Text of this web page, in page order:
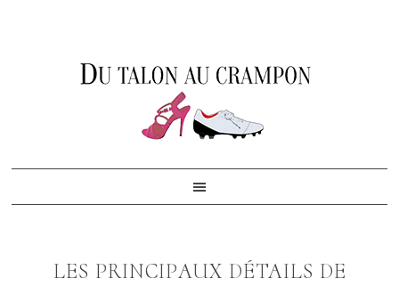
LES PRINCIPAUX DÉTAILS DE